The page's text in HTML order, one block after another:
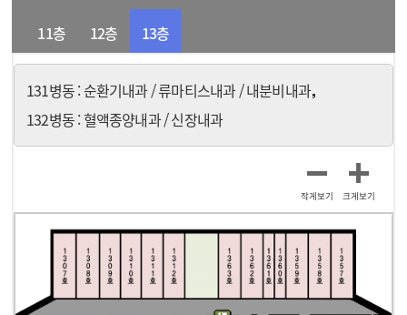
11층 12층 13층
131병동 : 순환기내과 / 류마티스내과 / 내분비내과
132병동 : 혈액종양내과 / 신장내과
작게보기 크게보기